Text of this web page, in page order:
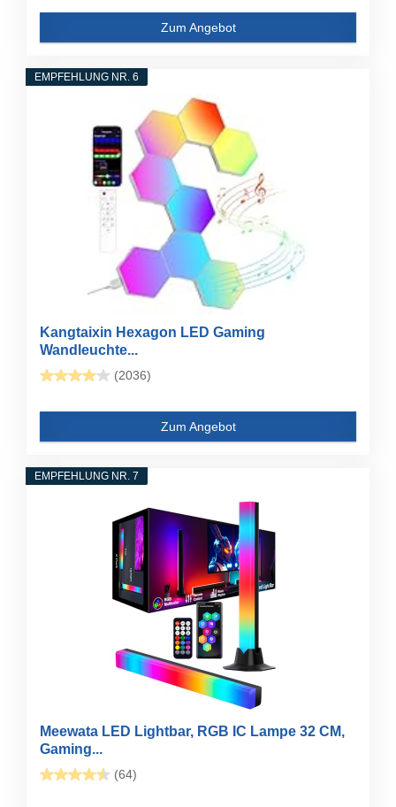
Zum Angebot
EMPFEHLUNG NR. 6
Kangtaixin Hexagon LED Gaming
Wandleuchte...
(2036)
Zum Angebot
EMPFEHLUNG NR. 7
Meewata LED Lightbar, RGB IC Lampe 32 CM,
Gaming...
(64)